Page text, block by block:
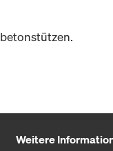
Weitere